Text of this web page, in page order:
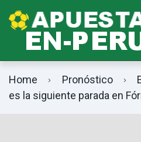
Home Pronóstico
es la siguiente parada en